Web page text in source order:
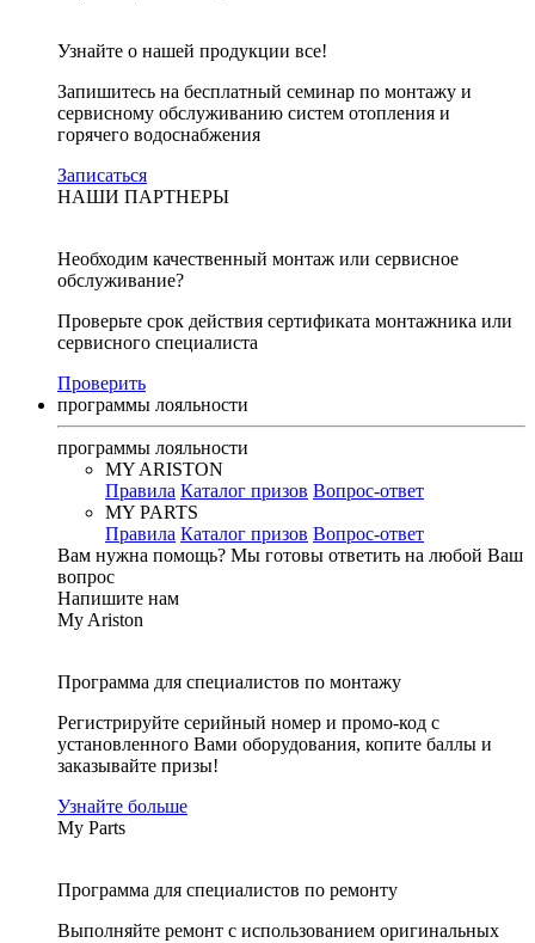
Узнайте о нашей продукции все!
Запишитесь на бесплатный семинар по монтажу и
сервисному обслуживанию систем отопления и
горячего водоснабжения
Записаться
НАШИ ПАРТНЕРЫ
Необходим качественный монтаж или сервисное
обслуживание?
Проверьте срок действия сертификата монтажника или
сервисного специалиста
Проверить
программы лояльности
программы лояльности
MY ARISTON
Правила Каталог призов Вопрос-ответ
MY PARTS
Правила Каталог призов Вопрос-ответ
Вам нужна помощь? Мы готовы ответить на любой Ваш
вопрос
Напишите нам
My Ariston
Программа для специалистов по монтажу
Регистрируйте серийный номер и промо-код с
установленного Вами оборудования, копите баллы и
заказывайте призы!
Узнайте больше
My Parts
Программа для специалистов по ремонту
Выполняйте ремонт с использованием оригинальных